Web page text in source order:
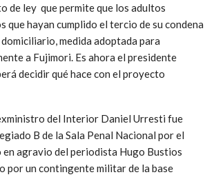
de ley que permite que los adultos
que hayan cumplido el tercio de su condena
medida adoptada para
a Fujimori. Es ahora el presidente
decidir qué hace con el proyecto
del Interior Daniel Urresti fue
B de la Sala Penal Nacional por el
agravio del periodista Hugo Bustios
por un contingente militar de la base